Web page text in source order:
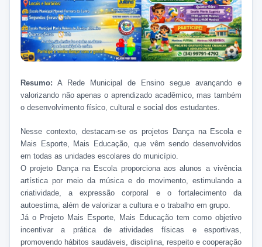
Resumo: A Rede Municipal de Ensino segue avançando e
valorizando não apenas o aprendizado acadêmico, mas também
o desenvolvimento físico, cultural e social dos estudantes.
Nesse contexto, destacam-se os projetos Dança na Escola e
Mais Esporte, Mais Educação, que vêm sendo desenvolvidos
em todas as unidades escolares do município.
O projeto Dança na Escola proporciona aos alunos a vivência
artística por meio da música e do movimento, estimulando a
criatividade, a expressão corporal e o fortalecimento da
autoestima, além de valorizar a cultura e o trabalho em grupo.
Já o Projeto Mais Esporte, Mais Educação tem como objetivo
incentivar a prática de atividades físicas e esportivas,
promovendo hábitos saudáveis, disciplina, respeito e cooperação